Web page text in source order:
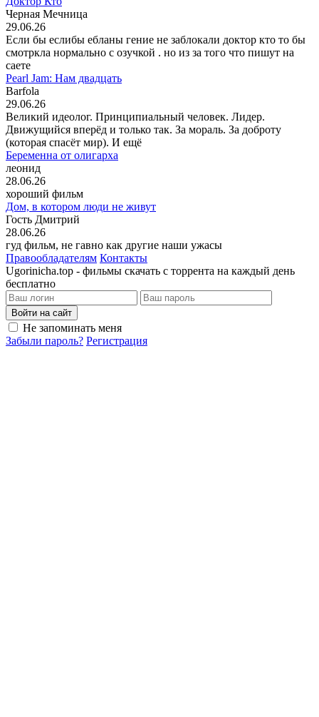
Черная Мечница
29.06.26
Если бы еслибы ебланы гение не заблокали доктор кто то бы
смотркла нормально с озучкой . но из за того что пишут на
саете
Pearl Jam: Нам двадцать
Barfola
29.06.26
Великий идеолог. Принципиальный человек. Лидер.
Движущийся вперёд и только так. За мораль. За доброту
(которая спасёт мир). И ещё
Беременна от олигарха
леонид
28.06.26
хороший фильм
Дом, в котором люди не живут
Гость Дмитрий
28.06.26
гуд фильм, не гавно как другие наши ужасы
Правообладателям Контакты
Ugorinicha.top - фильмы скачать с торрента на каждый день
бесплатно
Войти на сайт
Не запоминать меня
Забыли пароль? Регистрация